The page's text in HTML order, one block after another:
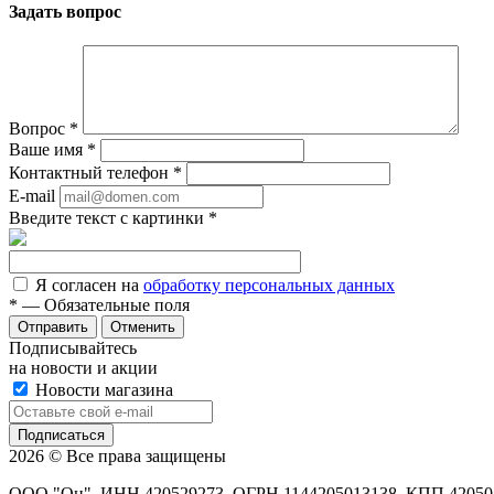
Задать вопрос
Вопрос *
Ваше имя *
Контактный телефон *
E-mail
Введите текст с картинки *
Я согласен на обработку персональных данных
* — Обязательные поля
Отменить
Подписывайтесь
на новости и акции
Новости магазина
2026 © Все права защищены